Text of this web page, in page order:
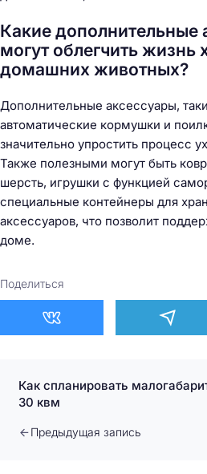
Какие дополнительные
могут облегчить жизнь
домашних животных?
Дополнительные аксессуары,
автоматические кормушки и
значительно упростить процесс
Также полезными могут быть
шерсть, игрушки с функцией
специальные контейнеры для
аксессуаров, что позволит
доме.
Поделиться
Как спланировать
30 квм
Предыдущая запись